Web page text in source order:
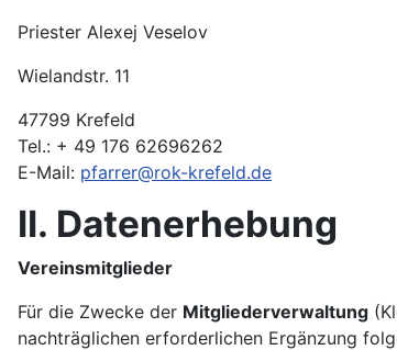
Priester Alexej Veselov
Wielandstr. 11
47799 Krefeld
Tel.: + 49 176 62696262
E-Mail: pfarrer@rok-krefeld.de
II. Datenerhebung
Vereinsmitglieder
Für die Zwecke der Mitgliederverwaltung
nachträglichen erforderlichen Ergänzung